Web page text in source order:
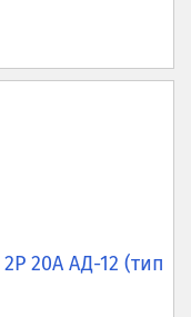
20А АД-12 (тип